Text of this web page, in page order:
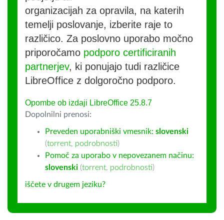
organizacijah za opravila, na katerih
temelji poslovanje, izberite raje to
različico. Za poslovno uporabo močno
priporočamo podporo certificiranih
partnerjev, ki ponujajo tudi različice
LibreOffice z dolgoročno podporo.
Opombe ob izdaji LibreOffice 25.8.7
Dopolnilni prenosi:
Preveden uporabniški vmesnik: slovenski
(torrent, podrobnosti)
Pomoč za uporabo v nepovezanem načinu:
slovenski (torrent, podrobnosti)
iščete v drugem jeziku?